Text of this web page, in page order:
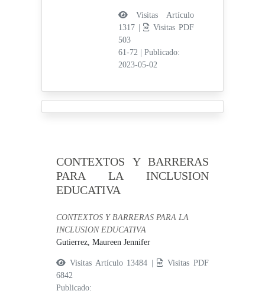
Visitas Artículo
1317 |
Visitas PDF
503
61-72
Publicado:
2023-05-02
CONTEXTOS Y BARRERAS
PARA LA INCLUSION
EDUCATIVA
CONTEXTOS Y BARRERAS PARA LA
INCLUSION EDUCATIVA
Gutierrez, Maureen Jennifer
Visitas Artículo 13484 |
Visitas PDF
6842
Publicado: